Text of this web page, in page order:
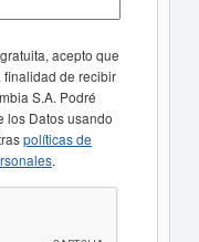
acepto que
finalidad de recibir
S.A. Podré
los Datos usando
políticas de
.